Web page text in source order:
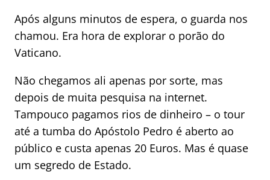
Após alguns minutos de espera, o guarda nos
chamou. Era hora de explorar o porão do
Vaticano.
Não chegamos ali apenas por sorte, mas
depois de muita pesquisa na internet.
Tampouco pagamos rios de dinheiro – o tour
até a tumba do Apóstolo Pedro é aberto ao
público e custa apenas 20 Euros. Mas é quase
um segredo de Estado.